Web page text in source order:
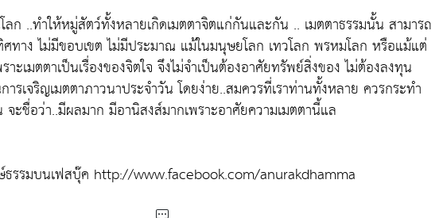
ลก ..ทำให้หมู่สัตว์ทั้งหลายเกิดเมตตาจิตแก่กันและกัน .. เมตตาธรรมนั้น สามารถ
ทาง ไม่มีขอบเขต ไม่มีประมาณ แม้ในมนุษยโลก เทวโลก พรหมโลก หรือแม้แต่
ะเมตตาเป็นเรื่องของจิตใจ จึงไม่จำเป็นต้องอาศัยทรัพย์สิ่งของ ไม่ต้องลงทุน
ารเจริญเมตตาภาวนาประจำวัน โดยง่าย..สมควรที่เราท่านทั้งหลาย ควรกระทำ
ะชื่อว่า..มีผลมาก มีอานิสงส์มากเพราะอาศัยความเมตตานี้แล
ธรรมบนเฟสบุ๊ค http://www.facebook.com/anurakdhamma